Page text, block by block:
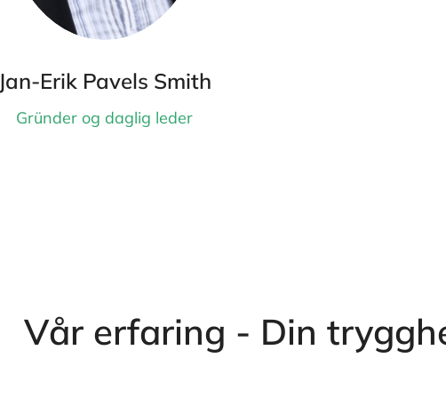
Jan-Erik Pavels Smith
Gründer og daglig leder
Vår erfaring - Din